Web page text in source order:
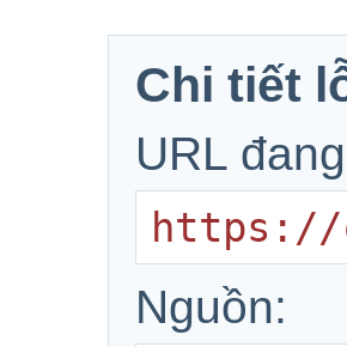
Chi tiết
URL
https://
Nguồn: